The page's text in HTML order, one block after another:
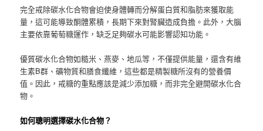
完全戒除碳水化合物會迫使身體轉而分解蛋白質和脂肪來獲取能
量，這可能導致酮體累積，長期下來對腎臟造成負擔。此外，大腦
主要依靠葡萄糖運作，缺乏足夠碳水可能影響認知功能。
優質碳水化合物如糙米、燕麥、地瓜等，不僅提供能量，還含有維
生素B群、礦物質和膳食纖維，這些都是精製糖所沒有的營養價
值。因此，戒糖的重點應該是減少添加糖，而非完全避開碳水化合
物。
如何聰明選擇碳水化合物？